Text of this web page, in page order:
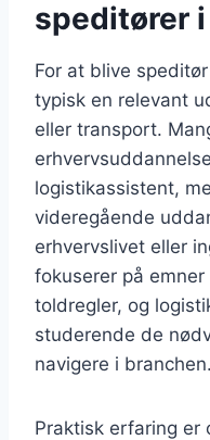
speditører
For at blive
typisk en relevant
eller transport.
logistikassistent,
videregående
erhvervslivet eller
fokuserer på
toldregler, og
studerende de
navigere i branchen.
Praktisk erfaring er